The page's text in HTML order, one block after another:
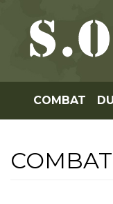
COMBAT
COMBAT